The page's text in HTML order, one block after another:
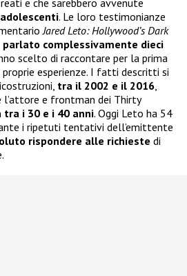
e che sarebbero avvenute
. Le loro testimonianze
Jared Leto: Hollywood’s Dark
parlato complessivamente dieci
scelto di raccontare per la prima
esperienze. I fatti descritti si
tra il 2002 e il 2016,
l’attore e frontman dei Thirty
tra i 30 e i 40 anni. Oggi Leto ha 54
i ripetuti tentativi dell’emittente
rispondere alle richieste di